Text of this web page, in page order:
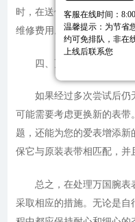
时，在送修前最好与服务
维修费用。
四、更换新表带
如果经过多次尝试后仍
可能需要考虑更换新的表带
题，还能为您的爱表增添新
保它与原装表带相匹配，并
总之，在处理万国腕表
采取相应的措施。无论是自
客服在线时间：
温馨提示：为节省
约可免排队，非在
上线后联系您